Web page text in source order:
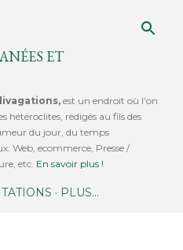
ET
est un endroit où l’on
hétéroclites, rédigés au fils des
du jour, du temps
Web, ecommerce, Presse /
etc. En savoir plus !
PLUS…